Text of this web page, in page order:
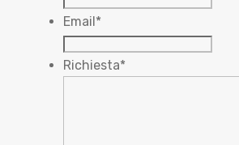
Email *
Richiesta*